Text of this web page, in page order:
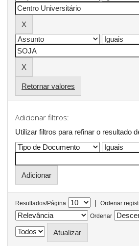
Retornar valores
Adicionar filtros:
Utilizar filtros para refinar o resultado
Resultados/Página |
Ordenar
Ordenar